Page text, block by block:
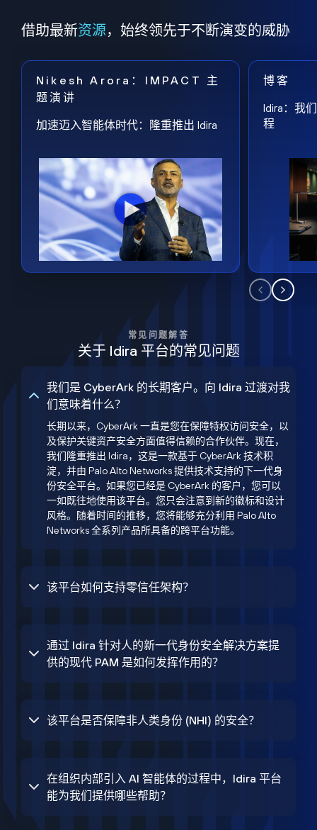
借助最新资源，始终领先于不断演变的威胁
Nikesh Arora：IMPACT 主
题演讲
加速迈入智能体时代：隆重推出 Idira
博客
Idira：我
程
常见问题解答
关于 Idira 平台的常见问题
我们是 CyberArk 的长期客户。向 Idira 过渡对我
们意味着什么？
长期以来，CyberArk 一直是您在保障特权访问安全，以
及保护关键资产安全方面值得信赖的合作伙伴。现在，
我们隆重推出 Idira，这是一款基于 CyberArk 技术积
淀，并由 Palo Alto Networks 提供技术支持的下一代身
份安全平台。如果您已经是 CyberArk 的客户，您可以
一如既往地使用该平台。您只会注意到新的徽标和设计
风格。随着时间的推移，您将能够充分利用 Palo Alto
Networks 全系列产品所具备的跨平台功能。
该平台如何支持零信任架构？
通过 Idira 针对人的新一代身份安全解决方案提
供的现代 PAM 是如何发挥作用的？
该平台是否保障非人类身份 (NHI) 的安全？
在组织内部引入 AI 智能体的过程中，Idira 平台
能为我们提供哪些帮助？